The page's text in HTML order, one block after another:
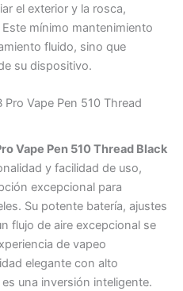
el exterior y la rosca,
mínimo mantenimiento
fluido, sino que
su dispositivo.
Pro Vape Pen 510 Thread
Vape Pen 510 Thread Black
y facilidad de uso,
excepcional para
Su potente batería, ajustes
flujo de aire excepcional se
de vapeo
elegante con alto
una inversión inteligente.